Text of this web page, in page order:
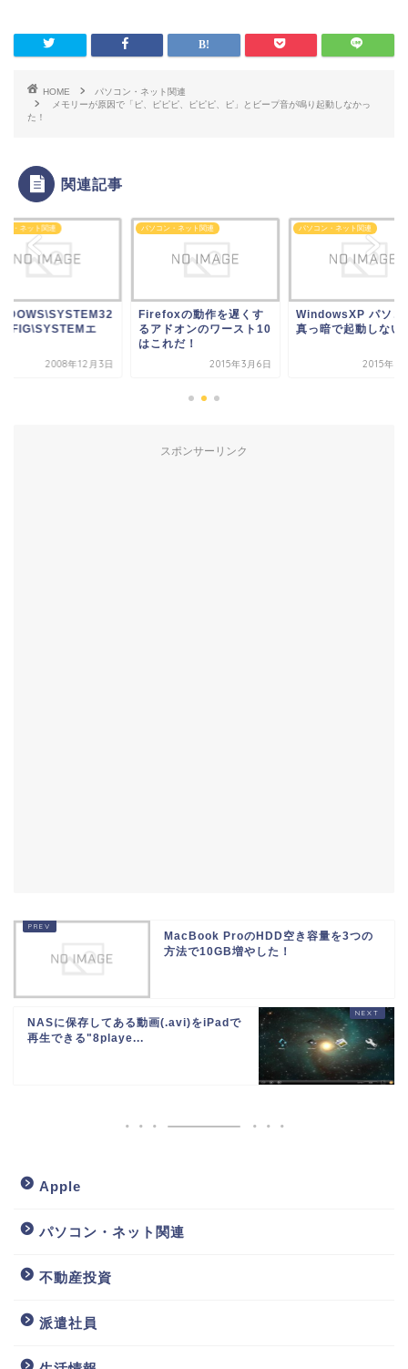
HOME
パソコン・ネット関連
メモリーが原因で「ピ、ピピピ、ピピピ、ピ」とビープ音が鳴り起動しなかっ
た！
関連記事
ン・ネット関連
エ
2008年12月3日
パソコン・ネット関連
Firefoxの動作を遅くす
るアドオンのワースト10
はこれだ！
2015年3月6日
パソコン・ネット関連
WindowsXP パソコ
真っ暗で起動しない
2015年3
スポンサーリンク
MacBook ProのHDD空き容量を3つの
方法で10GB増やした！
NASに保存してある動画(.avi)をiPadで
再生できる"8playe...
Apple
パソコン・ネット関連
不動産投資
派遣社員